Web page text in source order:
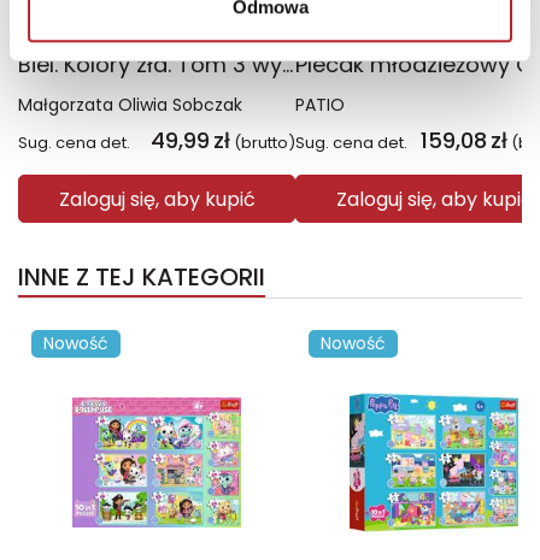
Odmowa
Biel. Kolory zła. Tom 3 wyd. 2025
Małgorzata Oliwia Sobczak
Sug. cena det. 49,99 zł (brutto)
Zaloguj się, aby kupić
PATIO
Sug. cena det. 159,08 zł
Zaloguj się, aby kupić
INNE Z TEJ KATEGORII
Nowość Nowość